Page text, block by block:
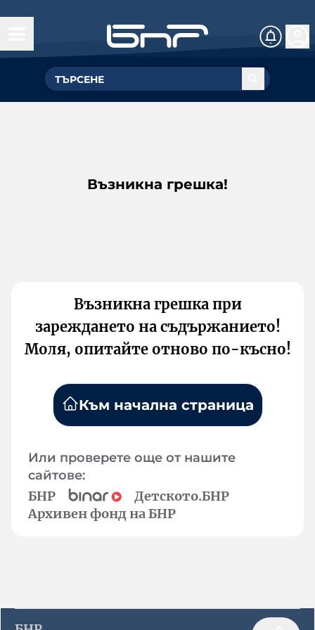
Възникна грешка!
Възникна грешка при
зареждането на съдържанието!
Моля, опитайте отново по-късно!
Към начална страница
Или проверете още от нашите
сайтове:
БНР
Детското.БНР
Архивен фонд на БНР